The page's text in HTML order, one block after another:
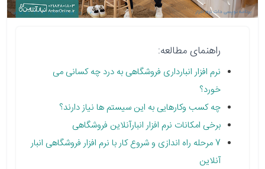
راهنمای مطالعه:
نرم افزار انبارداری فروشگاهی به درد چه کسانی می
خورد؟
چه کسب وکارهایی به این سیستم ها نیاز دارند؟
برخی امکانات نرم افزار انبارآنلاین فروشگاهی
7 مرحله راه اندازی و شروع کار با نرم افزار فروشگاهی انبار
آنلاین